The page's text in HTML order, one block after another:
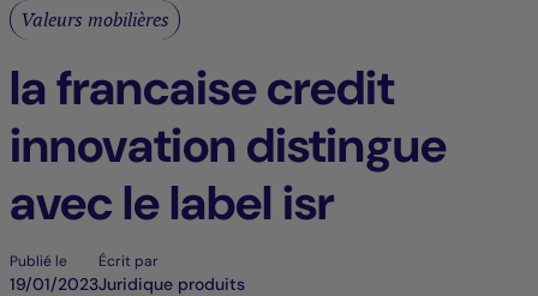
Valeurs mobilières
la francaise credit
innovation distingue
avec le label isr
Publié le
19/01/2023
Écrit par
Juridique produits